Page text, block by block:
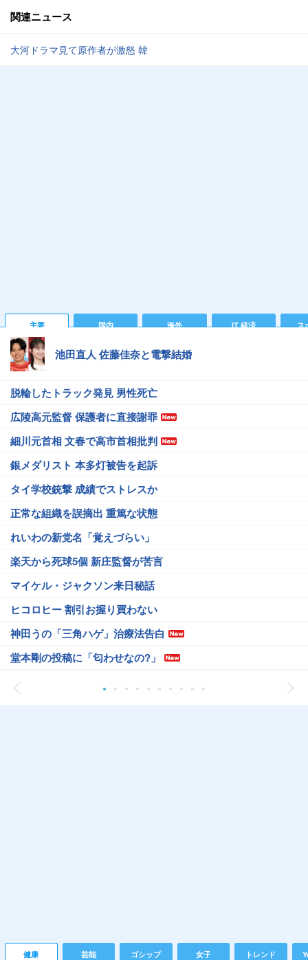
関連ニュース
大河ドラマ見て原作者が激怒 韓
主要 国内 海外 IT 経済 ス
池田直人 佐藤佳奈と電撃結婚
脱輪したトラック発見 男性死亡
広陵高元監督 保護者に直接謝罪
細川元首相 文春で高市首相批判
銀メダリスト 本多灯被告を起訴
タイ学校銃撃 成績でストレスか
正常な組織を誤摘出 重篤な状態
れいわの新党名「覚えづらい」
楽天から死球5個 新庄監督が苦言
マイケル・ジャクソン来日秘話
ヒコロヒー 割引お握り買わない
神田うの「三角ハゲ」治療法告白
堂本剛の投稿に「匂わせなの?」
健康 芸能 ゴシップ 女子 トレンド